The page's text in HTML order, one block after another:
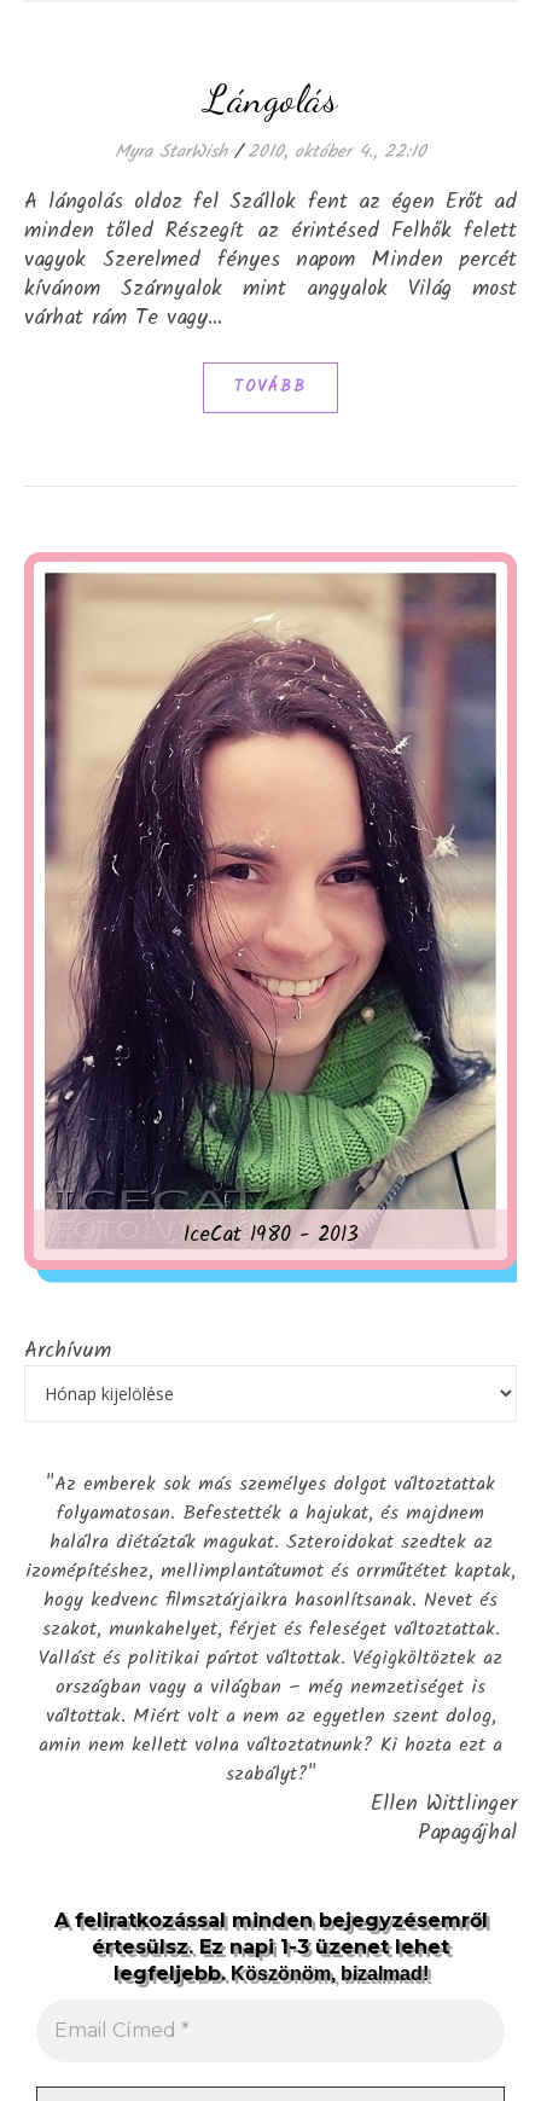
Lángolás
Myra StarWish / 2010, október 4., 22:10
A lángolás oldoz fel Szállok fent az égen Erőt ad
minden tőled Részegít az érintésed Felhők felett
vagyok Szerelmed fényes napom Minden percét
kívánom Szárnyalok mint angyalok Világ most
várhat rám Te vagy…
TOVÁBB
IceCat 1980 - 2013
Archívum
"Az emberek sok más személyes dolgot változtattak
folyamatosan. Befestették a hajukat, és majdnem
halálra diétázták magukat. Szteroidokat szedtek az
izomépítéshez, mellimplantátumot és orrműtétet kaptak,
hogy kedvenc filmsztárjaikra hasonlítsanak. Nevet és
szakot, munkahelyet, férjet és feleséget változtattak.
Vallást és politikai pártot váltottak. Végigköltöztek az
országban vagy a világban – még nemzetiséget is
váltottak. Miért volt a nem az egyetlen szent dolog,
amin nem kellett volna változtatnunk? Ki hozta ezt a
szabályt?"
Ellen Wittlinger
Papagájhal
A feliratkozással minden bejegyzésemről
értesülsz. Ez napi 1-3 üzenet lehet
legfeljebb.Köszönöm, bizalmad!